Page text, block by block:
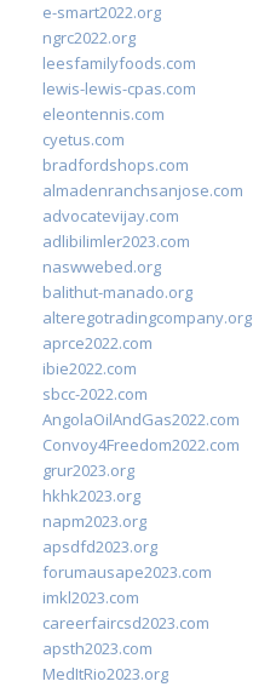
e-smart2022.org
ngrc2022.org
leesfamilyfoods.com
lewis-lewis-cpas.com
eleontennis.com
cyetus.com
bradfordshops.com
almadenranchsanjose.com
advocatevijay.com
adlibilimler2023.com
naswwebed.org
balithut-manado.org
alteregotradingcompany.org
aprce2022.com
ibie2022.com
sbcc-2022.com
AngolaOilAndGas2022.com
Convoy4Freedom2022.com
grur2023.org
hkhk2023.org
napm2023.org
apsdfd2023.org
forumausape2023.com
imkl2023.com
careerfaircsd2023.com
apsth2023.com
MedItRio2023.org